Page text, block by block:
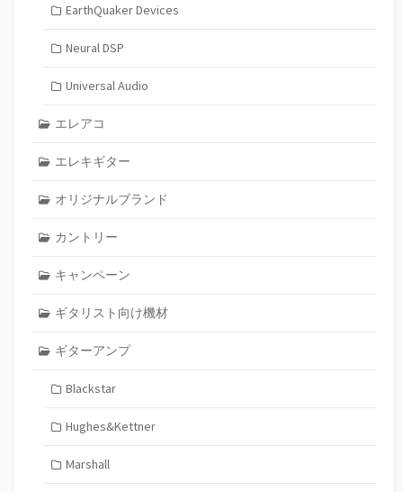
EarthQuaker Devices
Neural DSP
Universal Audio
エレアコ
エレキギター
オリジナルブランド
カントリー
キャンペーン
ギタリスト向け機材
ギターアンプ
Blackstar
Hughes&Kettner
Marshall